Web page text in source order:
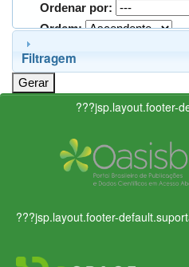
Ordenar por:
Ordem:
Filtragem
???jsp.layout.footer-
???jsp.layout.footer-